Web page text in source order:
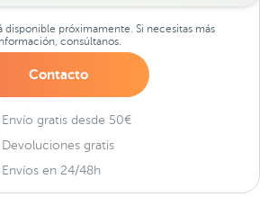
disponible próximamente. Si necesitas más
consúltanos.
Contacto
Envío gratis desde 50€
Devoluciones gratis
Envíos en 24/48h